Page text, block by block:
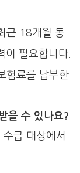
근 18개월 동
이 필요합니다.
험료를 납부한
을 수 있나요?
급 대상에서